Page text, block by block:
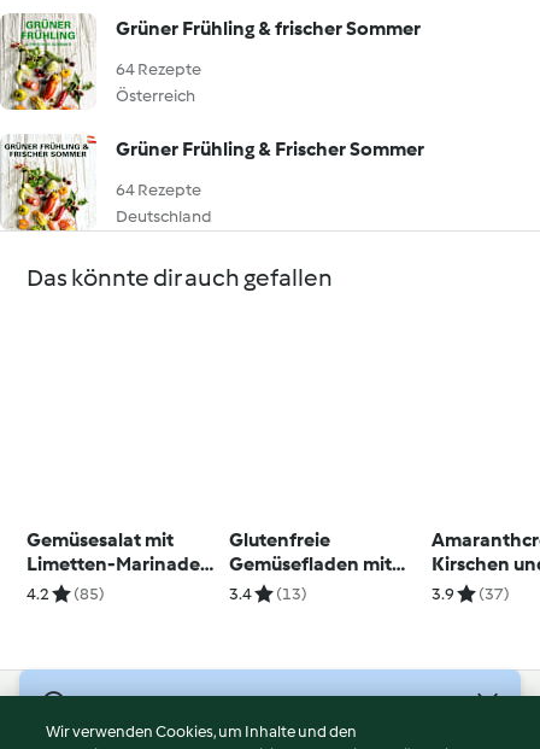
Grüner Frühling & frischer Sommer
64 Rezepte
Österreich
Grüner Frühling & Frischer Sommer
64 Rezepte
Deutschland
Das könnte dir auch gefallen
Gemüsesalat mit
Limetten-Marinade
(vegan)
4.2 (85)
Glutenfreie
Gemüsefladen mit
Joghurtsauce
3.4 (13)
Kirschen
3.9 (37)
Wir verwenden Cookies, um Inhalte und den